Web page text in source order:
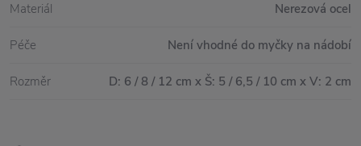
Materiál Nerezová ocel
Péče Není vhodné do myčky na nádobí
Rozměr D: 6 / 8 / 12 cm x Š: 5 / 6,5 / 10 cm x V: 2 cm